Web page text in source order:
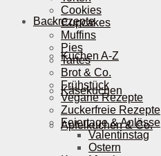
Backrezepte
Kuchen A-Z
Käsekuchen
Apfelkuchen & Co.
Cookies
Cupcakes
Muffins
Pies
Tartes
Brot & Co.
Frühstück
Vegane Rezepte
Zuckerfreie Rezepte
Feiertage & Anlässe
Valentinstag
Ostern